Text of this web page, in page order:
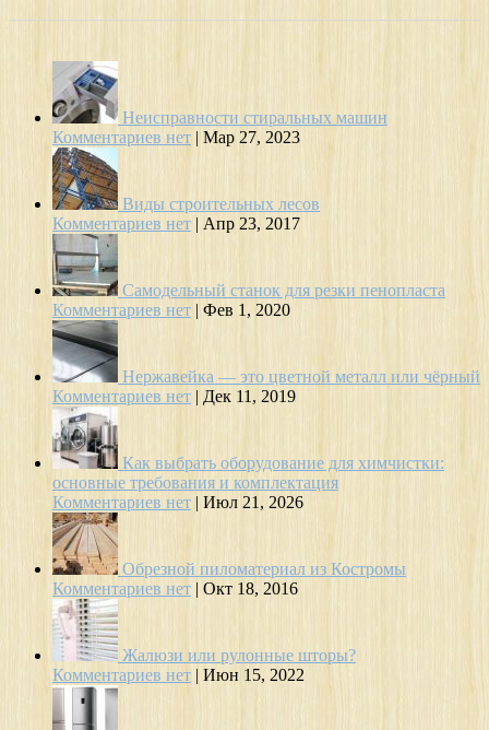
Неисправности стиральных машин
Комментариев нет | Мар 27, 2023
Виды строительных лесов
Комментариев нет | Апр 23, 2017
Самодельный станок для резки пенопласта
Комментариев нет | Фев 1, 2020
Нержавейка — это цветной металл или чёрный
Комментариев нет | Дек 11, 2019
Как выбрать оборудование для химчистки:
основные требования и комплектация
Комментариев нет | Июл 21, 2026
Обрезной пиломатериал из Костромы
Комментариев нет | Окт 18, 2016
Жалюзи или рулонные шторы?
Комментариев нет | Июн 15, 2022